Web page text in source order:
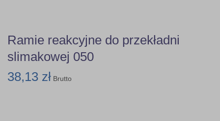
Ramie reakcyjne do przekładni
slimakowej 050
38,13 zł Brutto